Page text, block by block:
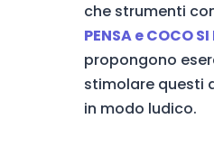
che strumenti
PENSA e COCO
propongono
stimolare questi
in modo ludico.